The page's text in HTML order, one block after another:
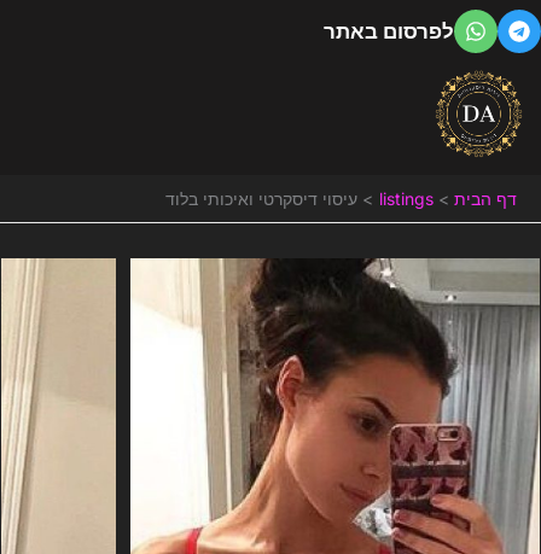
דילוג
לתוכן
לפרסום באתר
דף הבית listings עיסוי דיסקרטי ואיכותי בלוד